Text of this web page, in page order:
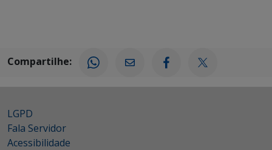
Compartilhe:
LGPD
Fala Servidor
Acessibilidade